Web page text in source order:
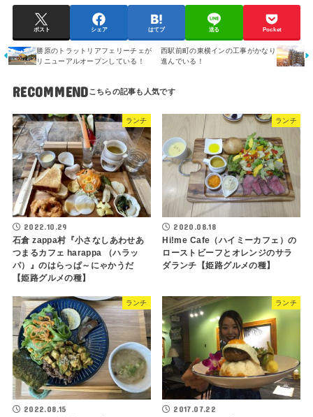
ポスト シェア はてブ 送る Pocket
勝原のトラットリアフェリーチェが
リニューアルオープンしている！
西駅前町の東横インの工事がかなり
進んでいる！
RECOMMEND
ランチ
2022.10.29
石倉 zappa村『小さなしあわせあ
つまるカフェ harappa （ハラッ
パ）』のはらっぱ～にゃかうだ
【姫路グルメの種】
ランチ
2020.08.18
Hi!me Cafe（ハイミーカフェ）の
ローストビーフとオレンジのサラ
ダランチ【姫路グルメの種】
ランチ
2022.08.15
ランチ
2017.07.22